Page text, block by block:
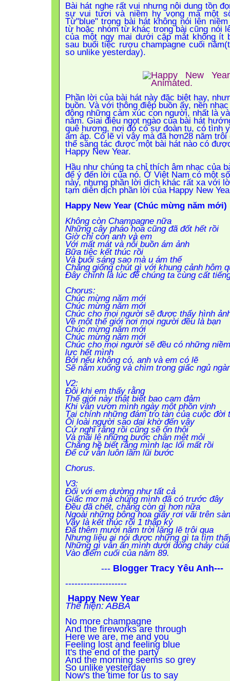
Bài hát nghe rất vui nhưng nội dung tồn
sự vui tươi và niềm hy vọng mà một
Từ"blue" trong bài hát không nói lên
từ hoặc nhóm từ khác trong bài cũng nói
của một ngy mai dưới cặp mắt không ít
sau buổi tiệc rượu champagne cuối
so unlike yesterday).
Phần lời của bài hát này đặc biệt hay,
buồn. Và với thông điệp buồn ấy, nền
động những cảm xúc con người, nhất là
năm. Giai điệu ngọt ngào của bài hát
quê hương, nơi đó có sự đoàn tụ, có tình
ấm áp. Có lẽ vì vậy mà đã hơn28 năm trôi
thể sáng tác được một bài hát nào có
Happy New Year.
Hầu như chúng ta chỉ thích âm nhạc của
để ý đến lời của nó. Ở Việt Nam có một
này, nhưng phần lời dịch khác rất xa với
tạm diễn dịch phần lời của Happy New
Happy New Year (Chúc mừng năm mới)
Không còn Champagne nữa
Những cây pháo hoa cũng đã đốt hết rồi
Giờ chỉ còn anh và em
Với mất mát và nỗi buồn ám ảnh
Bữa tiệc kết thúc rồi
Và buổi sáng sao mà u ám thế
Chẳng giống chút gì với khung cảnh hôm
Đây chính là lúc để chúng ta cùng cất
Chorus:
Chúc mừng năm mới
Chúc mừng năm mới
Chúc cho mọi người sẽ được thấy hình
Về một thế giới nơi mọi người đều là bạn
Chúc mừng năm mới
Chúc mừng năm mới
Chúc cho mọi người sẽ đều có những
lực hết mình
Bởi nếu không có, anh và em có lẽ
Sẽ nằm xuống và chìm trong giấc ngủ
V2:
Đôi khi em thấy rằng
Thế giới này thật biết bao cam đảm
Khi vẫn vươn mình ngày một phồn vinh
Tại chính những đám tro tàn của cuộc đời
Ôi loài người sao dại khờ đến vậy
Cứ nghĩ rằng rồi cũng sẽ ổn thôi
Và mãi lê những bước chân mệt mỏi
Chẳng hề biết rằng mình lạc lối mất rồi
Để cứ vẫn luôn lầm lũi bước
Chorus.
V3:
Đối với em dường như tất cả
Giấc mơ mà chúng mình đã có trước đây
Đều đã chết, chẳng còn gì hơn nữa
Ngoài những bông hoa giấy rơi vãi trên sàn
Vậy là kết thúc rồi 1 thập kỷ
Đã thêm mười năm trời lặng lẽ trôi qua
Nhưng liệu ai nói được những gì ta tìm
Những gì vẫn ẩn mình dưới dòng chảy
Vào điểm cuối của năm 89.
--- Blogger Tracy Yêu Anh---
--------------------
Happy New Year
Thể hiện: ABBA
No more champagne
And the fireworks are through
Here we are, me and you
Feeling lost and feeling blue
It's the end of the party
And the morning seems so grey
So unlike yesterday
Now's the time for us to say